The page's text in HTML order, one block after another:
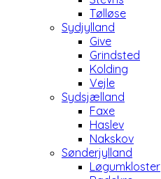
Tølløse
Sydjylland
Give
Grindsted
Kolding
Vejle
Sydsjælland
Faxe
Haslev
Nakskov
Sønderjylland
Løgumkloster